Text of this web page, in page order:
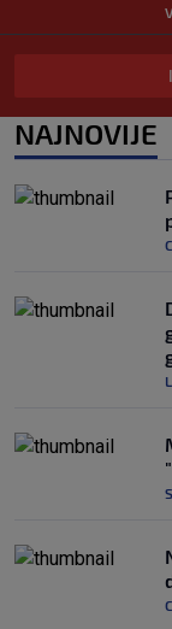
NAJNOVIJE